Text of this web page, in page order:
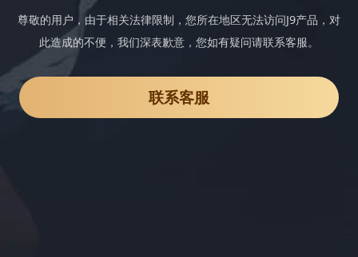
尊敬的用户，由于相关法律限制，您所在地区无法访问J9产品，对
此造成的不便，我们深表歉意，您如有疑问请联系客服。
联系客服